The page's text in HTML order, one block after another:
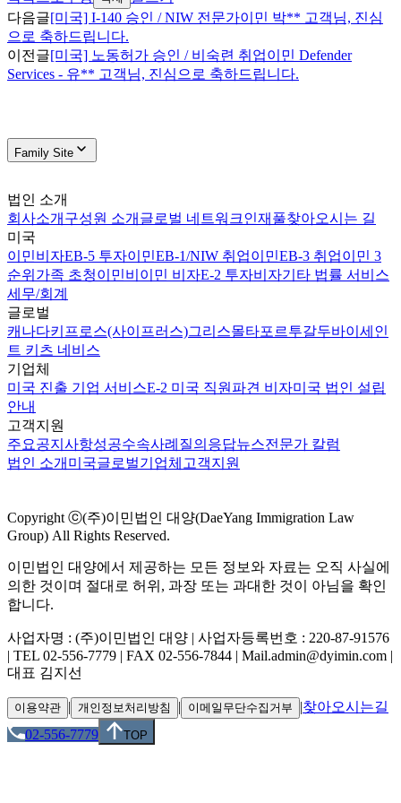
다음글[미국] I-140 승인 / NIW 전문가이민 박** 고객님, 진심
으로 축하드립니다.
이전글[미국] 노동허가 승인 / 비숙련 취업이민 Defender
Services - 유** 고객님, 진심으로 축하드립니다.
Family Site
법인 소개
회사소개 구성원 소개 글로벌 네트워크인재풀찾아오시는 길
미국
이민비자EB-5 투자이민EB-1/NIW 취업이민EB-3 취업이민 3
순위 가족 초청이민비이민 비자E-2 투자비자기타 법률 서비스
세무/회계
글로벌
캐나다키프로스(사이프러스)그리스몰타포르투갈두바이 세인
트 키츠 네비스
기업체
미국 진출 기업 서비스E-2 미국 직원파견 비자미국 법인 설립
안내
고객지원
주요공지사항성공수속사례 질의응답뉴스전문가 칼럼
법인 소개 미국글로벌기업체 고객지원
Copyright ⓒ(주)이민법인 대양(DaeYang Immigration Law
Group) All Rights Reserved.
이민법인 대양에서 제공하는 모든 정보와 자료는 오직 사실에
의한 것이며 절대로 허위, 과장 또는 과대한 것이 아님을 확인
합니다.
사업자명 : (주)이민법인 대양 | 사업자등록번호 : 220-87-91576
| TEL 02-556-7779 | FAX 02-556-7844 | Mail.admin@dyimin.com |
대표 김지선
이용약관 | 개인정보처리방침 | 이메일무단수집거부 |찾아오시는길
02-556-7779
TOP